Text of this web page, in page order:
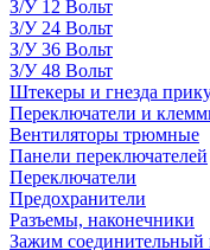
З/У 12 Вольт
З/У 24 Вольт
З/У 36 Вольт
З/У 48 Вольт
Штекеры и гнезда
Переключатели и
Вентиляторы трюмные
Панели переключателей
Переключатели
Предохранители
Разъемы, наконечники
Зажим